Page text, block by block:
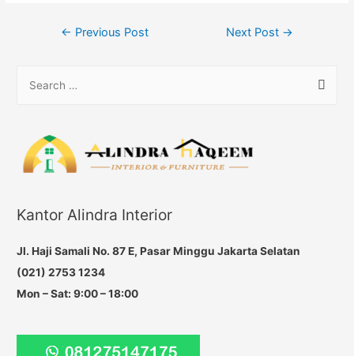
Post
← Previous Post Next Post →
o
r
:
Kantor Alindra Interior
Jl. Haji Samali No. 87 E, Pasar Minggu Jakarta Selatan
(021) 2753 1234
Mon – Sat: 9:00 – 18:00